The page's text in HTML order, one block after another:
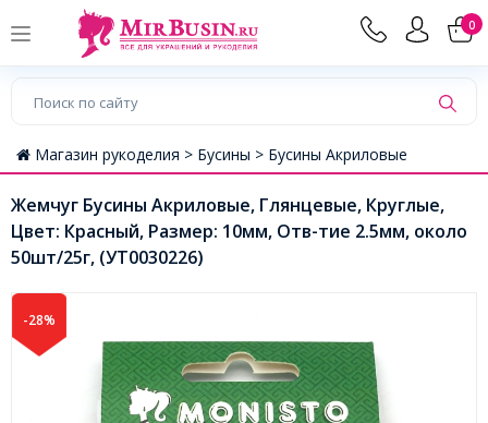
0
Магазин рукоделия > Бусины > Бусины Акриловые
Жемчуг Бусины Акриловые, Глянцевые, Круглые,
Цвет: Красный, Размер: 10мм, Отв-тие 2.5мм, около
50шт/25г, (УТ0030226)
-28%